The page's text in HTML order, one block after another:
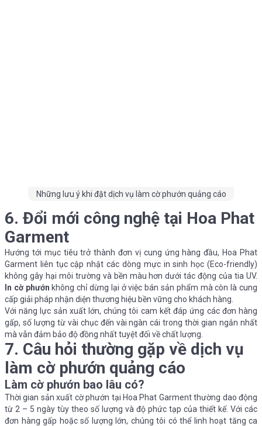
Những lưu ý khi đặt dịch vụ làm cờ phướn quảng cáo
6. Đổi mới công nghệ tại Hoa Phat
Garment
Hướng tới mục tiêu trở thành đơn vị cung ứng hàng đầu, Hoa Phat
Garment liên tục cập nhật các dòng mực in sinh học (Eco-friendly)
không gây hại môi trường và bền màu hơn dưới tác động của tia UV.
In cờ phướn không chỉ dừng lại ở việc bán sản phẩm mà còn là cung
cấp giải pháp nhận diện thương hiệu bền vững cho khách hàng.
Với năng lực sản xuất lớn, chúng tôi cam kết đáp ứng các đơn hàng
gấp, số lượng từ vài chục đến vài ngàn cái trong thời gian ngắn nhất
mà vẫn đảm bảo độ đồng nhất tuyệt đối về chất lượng.
7. Câu hỏi thường gặp về dịch vụ
làm cờ phướn quảng cáo
Làm cờ phướn bao lâu có?
Thời gian sản xuất cờ phướn tại Hoa Phat Garment thường dao động
từ 2 – 5 ngày tùy theo số lượng và độ phức tạp của thiết kế. Với các
đơn hàng gấp hoặc số lượng lớn, chúng tôi có thể linh hoạt tăng ca